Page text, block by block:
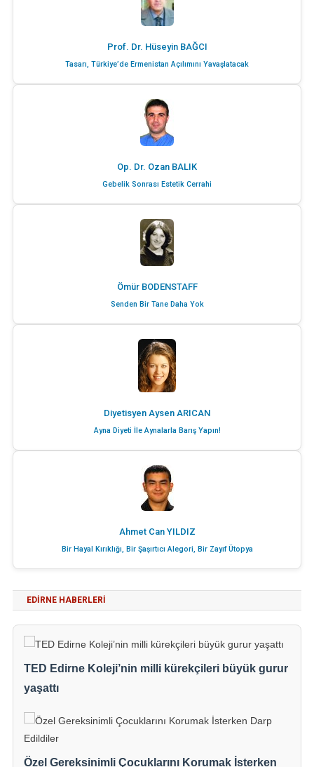
Prof. Dr. Hüseyin BAĞCI
Tasarı, Türkiye’de Ermenistan Açılımını Yavaşlatacak
Op. Dr. Ozan BALIK
Gebelik Sonrası Estetik Cerrahi
Ömür BODENSTAFF
Senden Bir Tane Daha Yok
Diyetisyen Aysen ARICAN
Ayna Diyeti İle Aynalarla Barış Yapın!
Ahmet Can YILDIZ
Bir Hayal Kırıklığı, Bir Şaşırtıcı Alegori, Bir Zayıf Ütopya
EDIRNE HABERLERI
TED Edirne Koleji’nin milli kürekçileri büyük gurur
yaşattı
Özel Gereksinimli Çocuklarını Korumak İsterken